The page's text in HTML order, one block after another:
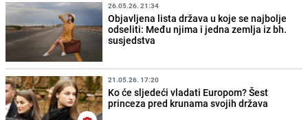
26.05.26. 21:34
Objavljena lista država u koje se najbolje
odseliti: Među njima i jedna zemlja iz bh.
susjedstva
21.05.26. 17:20
Ko će sljedeći vladati Europom? Šest
princeza pred krunama svojih država